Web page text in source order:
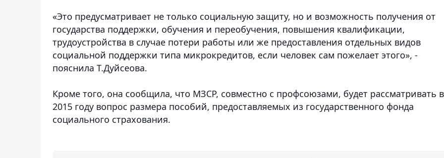
«Это предусматривает не только социальную защиту, но и возможность получения от
государства поддержки, обучения и переобучения, повышения квалификации,
трудоустройства в случае потери работы или же предоставления отдельных видов
социальной поддержки типа микрокредитов, если человек сам пожелает этого», -
пояснила Т.Дуйсеова.
Кроме того, она сообщила, что МЗСР, совместно с профсоюзами, будет рассматривать в
2015 году вопрос размера пособий, предоставляемых из государственного фонда
социального страхования.